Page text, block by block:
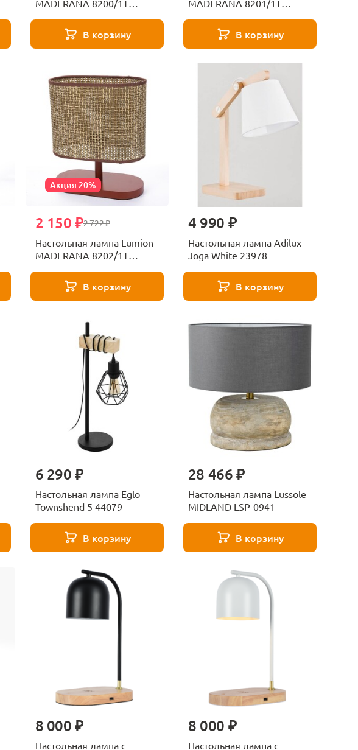
MADERANA 8200/1T
В корзину
MADERANA 8201/1T
В корзину
Акция 20%
2 722 ₽
2 150 ₽
Настольная лампа Lumion
MADERANA 8202/1T
В корзину
4 990 ₽
Настольная лампа Adilux
Joga White 23978
В корзину
6 290 ₽
Настольная лампа Eglo
Townshend 5 44079
В корзину
28 466 ₽
Настольная лампа Lussole
MIDLAND LSP-0941
В корзину
8 000 ₽
Настольная лампа с
8 000 ₽
Настольная лампа с